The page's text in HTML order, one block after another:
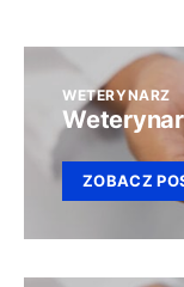
WETERYNARZ
ZOBACZ